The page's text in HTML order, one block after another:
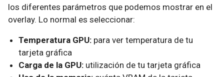
los diferentes parámetros que podemos mostrar en el
overlay. Lo normal es seleccionar:
Temperatura GPU: para ver temperatura de tu
tarjeta gráfica
Carga de la GPU: utilización de tu tarjeta gráfica